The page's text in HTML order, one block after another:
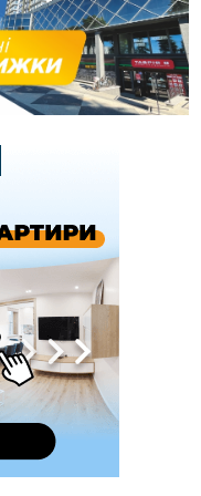
давньоруську
складних операцій
Audi наїхав на
- трохи більше ніж 6
збили жінку
новобудов і
створила
військових та їхні
комплекс